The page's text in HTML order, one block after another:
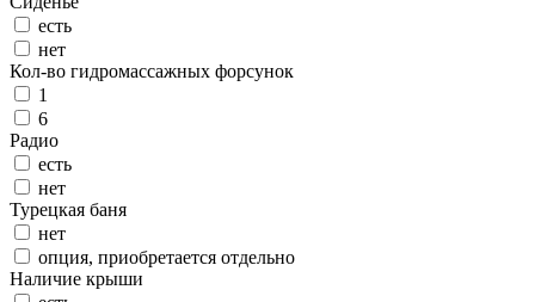
есть
нет
Кол-во гидромассажных форсунок
1
6
Радио
есть
нет
Турецкая баня
нет
опция, приобретается отдельно
Наличие крыши